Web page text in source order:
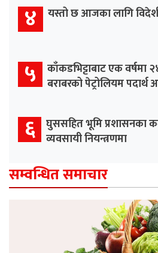
४ यस्तो छ आजका लागि
५ काँकडभिट्टाबाट एक वर्षमा
बराबरको पेट्रोलियम पदार्थ
६ घुससहित भूमि प्रशासनका
व्यवसायी नियन्त्रणमा
सम्वन्धित समाचार